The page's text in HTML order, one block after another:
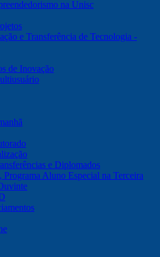
na Unisc
e Transferência de Tecnologia -
de Inovação
e Diplomados
Aluno Especial na Terceira